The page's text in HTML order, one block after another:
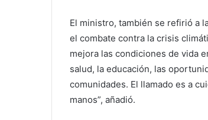
El ministro, también se refirió a
el combate contra la crisis
mejora las condiciones de vida
salud, la educación, las
comunidades. El llamado es a
manos”, añadió.